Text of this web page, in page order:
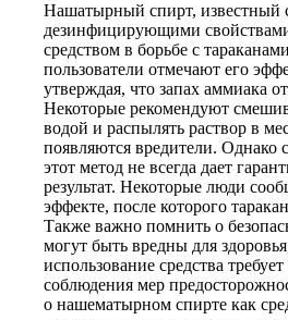
Нашатырный спирт, известный
дезинфицирующими
средством в борьбе с
пользователи отмечают его
утверждая, что запах аммиака
Некоторые рекомендуют
водой и распылять раствор в
появляются вредители. Однако
этот метод не всегда дает
результат. Некоторые люди
эффекте, после которого
Также важно помнить о
могут быть вредны для
использование средства
соблюдения мер
о нашематырном спирте как